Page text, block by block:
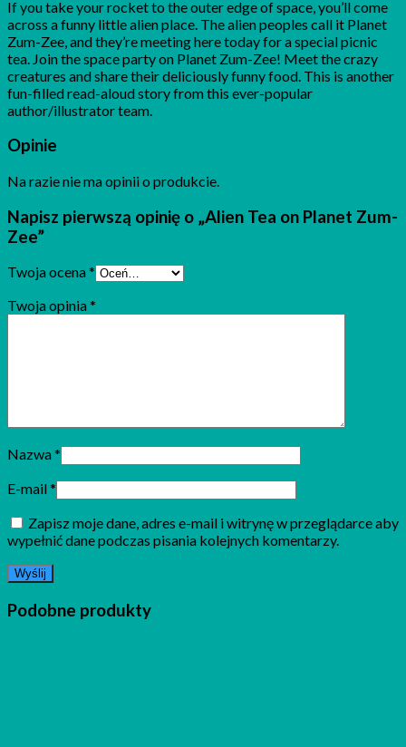
If you take your rocket to the outer edge of space, you’ll come
across a funny little alien place. The alien peoples call it Planet
Zum-Zee, and they’re meeting here today for a special picnic
tea. Join the space party on Planet Zum-Zee! Meet the crazy
creatures and share their deliciously funny food. This is another
fun-filled read-aloud story from this ever-popular
author/illustrator team.
Opinie
Na razie nie ma opinii o produkcie.
Napisz pierwszą opinię o „Alien Tea on Planet Zum-
Zee”
Twoja ocena*
Twoja opinia*
Nazwa*
E-mail*
Zapisz moje dane, adres e-mail i witrynę w przeglądarce aby
wypełnić dane podczas pisania kolejnych komentarzy.
Podobne produkty